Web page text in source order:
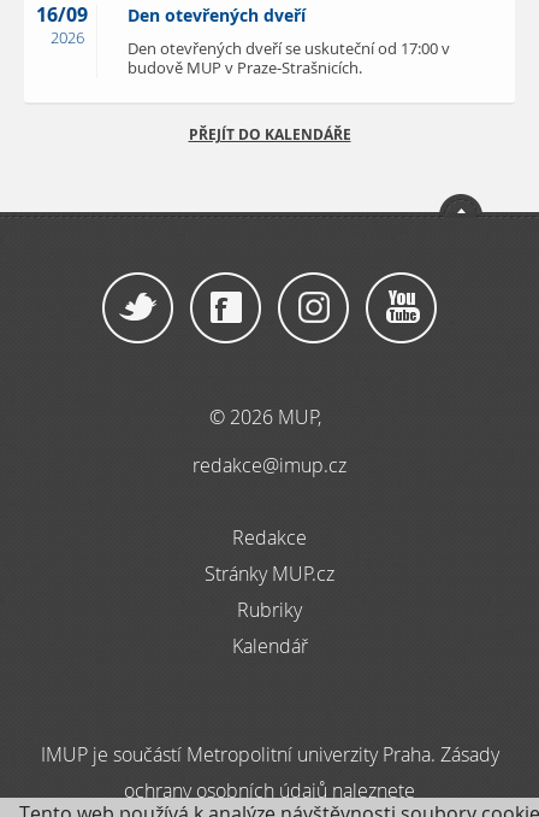
16/09
2026
Den otevřených dveří
Den otevřených dveří se uskuteční od 17:00 v
budově MUP v Praze-Strašnicích.
PŘEJÍT DO KALENDÁŘE
© 2026 MUP,
redakce@imup.cz
Redakce
Stránky MUP.cz
Rubriky
Kalendář
IMUP je součástí Metropolitní univerzity Praha. Zásady
ochrany osobních údajů naleznete